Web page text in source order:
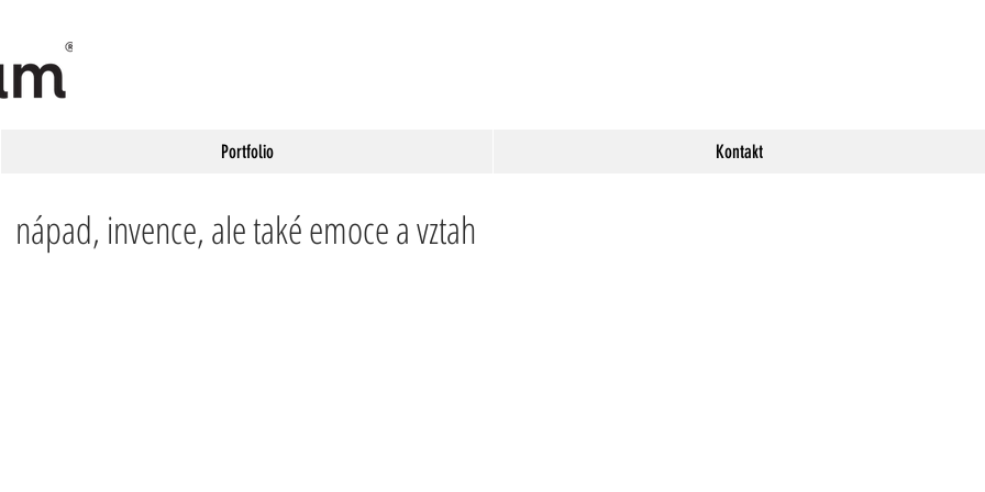
Portfolio Kontakt
nápad, invence, ale také emoce a vztah